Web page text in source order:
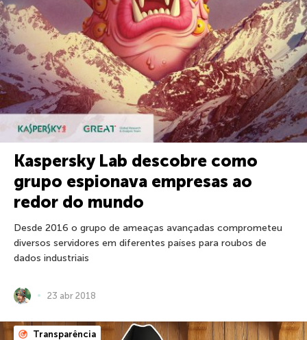
Kaspersky Lab descobre como
grupo espionava empresas ao
redor do mundo
Desde 2016 o grupo de ameaças avançadas comprometeu
diversos servidores em diferentes países para roubos de
dados industriais
23 abr 2018
Transparência